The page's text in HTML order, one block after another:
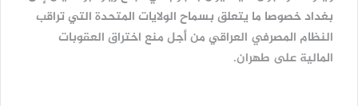
بغداد خصوصا ما يتعلق بسماح الولايات المتحدة التي تراقب
النظام المصرفي العراقي من أجل منع اختراق العقوبات
المالية على طهران.